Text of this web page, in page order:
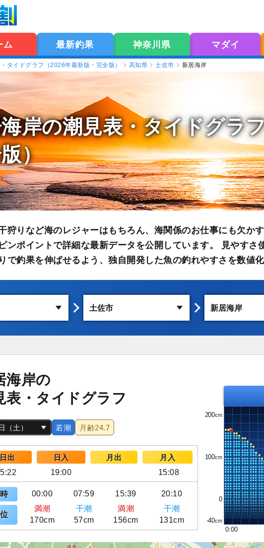
ム 最新釣果 神奈川県 マダイ
タイドグラフ（2026年最新版・完全版） 高知県 土佐市 新居海岸
岸の潮見表・タイドグラ
）
狩りなど海のレジャーはもちろん、海関係のお仕事にも欠か
ンポイントで詳細な最新データを公開しています。 見やすさ
で釣果を伸ばせるよう、独自開発した魚の釣れやすさを数値
海岸の
表・タイドグラフ
若潮 月齢24.7
日出 日入 月出
月入
19:00 15:08
00:00 07:59 15:39 20:10
満潮 干潮 満潮
干潮
170cm
57cm 156cm 131cm
200
100
0
-40
0:00